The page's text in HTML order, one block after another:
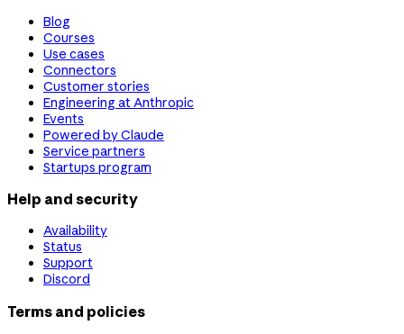
Blog
Courses
Use cases
Connectors
Customer stories
Engineering at Anthropic
Events
Powered by Claude
Service partners
Startups program
Help and security
Availability
Status
Support
Discord
Terms and policies